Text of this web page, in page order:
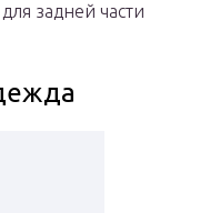
задней части